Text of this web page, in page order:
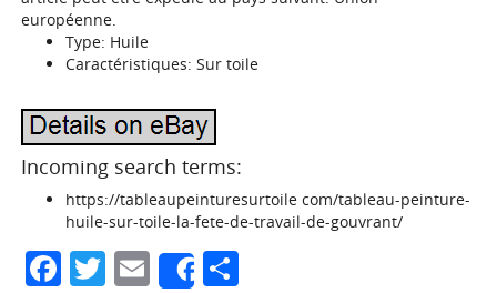
européenne.
Type: Huile
Caractéristiques: Sur toile
Incoming search terms:
https://tableaupeinturesurtoile com/tableau-peinture-
huile-sur-toile-la-fete-de-travail-de-gouvrant/
Facebook
Twitter
Email
Share